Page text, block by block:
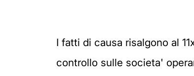
I fatti di causa risalgono al
controllo sulle societa'